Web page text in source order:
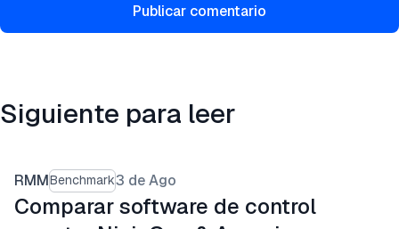
Publicar comentario
Siguiente para leer
RMMBenchmark3 de Ago
Comparar software de control